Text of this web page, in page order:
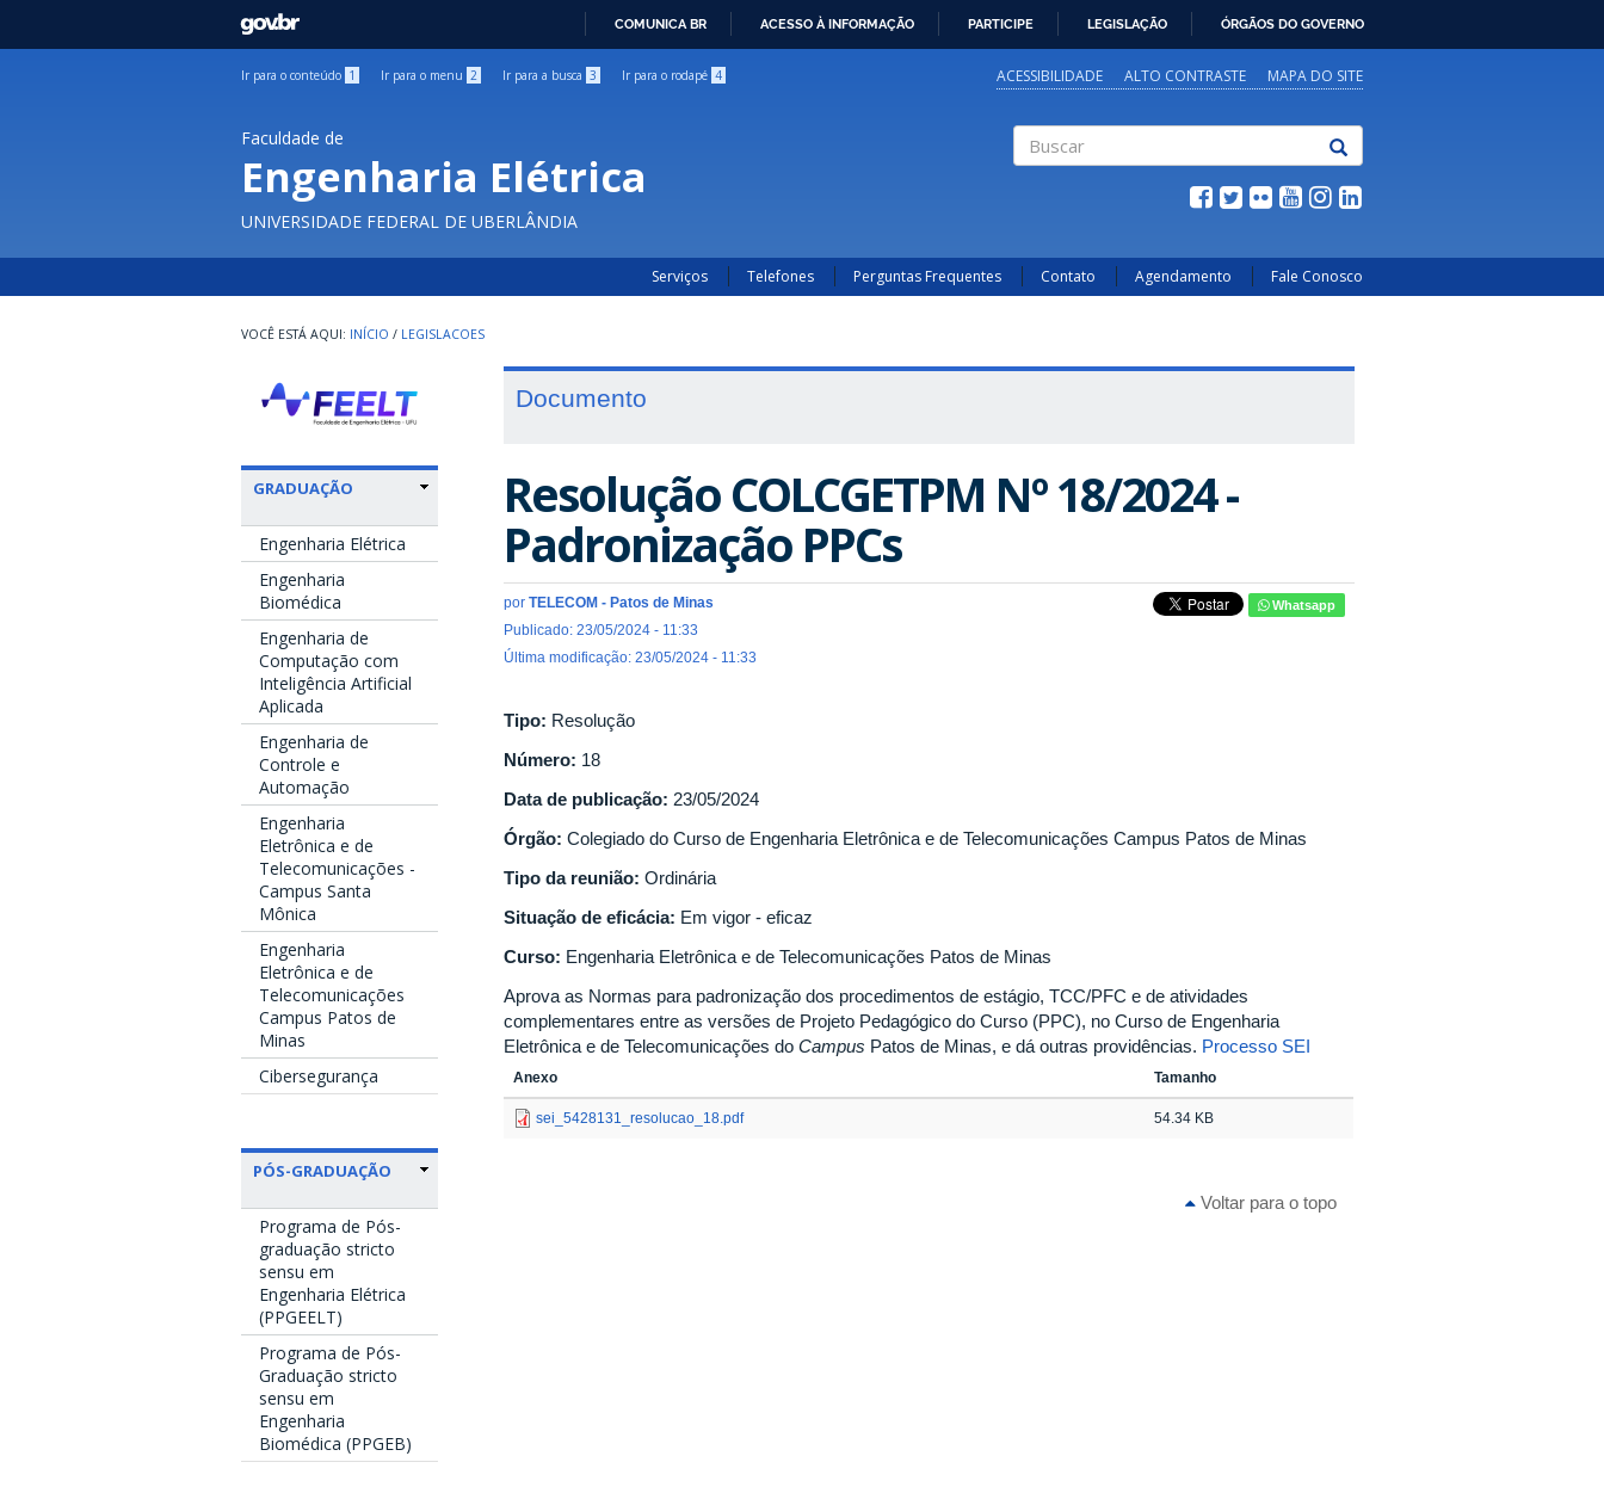
GOVBR
COMUNICA BR ACESSO À INFORMAÇÃO PARTICIPE LEGISLAÇÃO ÓRGÃOS DO GOVERNO
Ir para o conteúdo 1 Ir para o menu 2 Ir para a busca 3 Ir para o rodapé 4 ACESSIBILIDADE ALTO CONTRASTE MAPA DO SITE
Faculdade de
Engenharia Elétrica
UNIVERSIDADE FEDERAL DE UBERLÂNDIA
Serviços Telefones Perguntas Frequentes Contato Agendamento Fale Conosco
INÍCIO / LEGISLACOES
GRADUAÇÃO
Engenharia Elétrica
Engenharia
Biomédica
Engenharia de
Computação com
Inteligência Artificial
Aplicada
Engenharia de
Controle e
Automação
Engenharia
Eletrônica e de
Telecomunicações -
Campus Santa
Mônica
Engenharia
Eletrônica e de
Telecomunicações
Campus Patos de
Minas
Cibersegurança
PÓS-GRADUAÇÃO
Programa de Pós-
graduação stricto
sensu em
Engenharia Elétrica
(PPGEELT)
Programa de Pós-
Graduação stricto
sensu em
Engenharia
Biomédica (PPGEB)
Documento
Resolução COLCGETPM Nº 18/2024 -
Padronização PPCs
por TELECOM - Patos de Minas
Publicado: 23/05/2024 - 11:33
Última modificação: 23/05/2024 - 11:33
Whatsapp
Tipo: Resolução
Número: 18
Data de publicação: 23/05/2024
Órgão: Colegiado do Curso de Engenharia Eletrônica e de Telecomunicações Campus Patos de Minas
Tipo da reunião: Ordinária
Situação de eficácia: Em vigor - eficaz
Curso: Engenharia Eletrônica e de Telecomunicações Patos de Minas
Aprova as Normas para padronização dos procedimentos de estágio, TCC/PFC e de atividades
complementares entre as versões de Projeto Pedagógico do Curso (PPC), no Curso de Engenharia
Eletrônica e de Telecomunicações do Campus Patos de Minas, e dá outras providências. Processo SEI
Anexo Tamanho
sei_5428131_resolucao_18.pdf 54.34 KB
Voltar para o topo